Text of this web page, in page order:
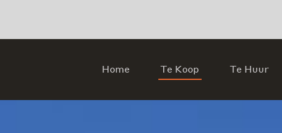
Home Te Koop Te Huur